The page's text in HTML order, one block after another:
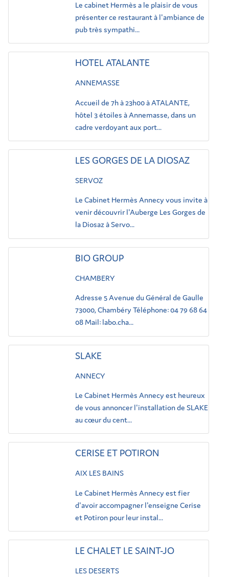
Le cabinet Hermès a le plaisir de vous
présenter ce restaurant à l'ambiance de
pub très sympathi...
HOTEL ATALANTE
ANNEMASSE
Accueil de 7h à 23h00 à ATALANTE,
hôtel 3 étoiles à Annemasse, dans un
cadre verdoyant aux port...
LES GORGES DE LA DIOSAZ
SERVOZ
Le Cabinet Hermès Annecy vous invite à
venir découvrir l'Auberge Les Gorges de
la Diosaz à Servo...
BIO GROUP
CHAMBERY
Adresse 5 Avenue du Général de Gaulle
73000, Chambéry Téléphone: 04 79 68 64
08 Mail: labo.cha...
SLAKE
ANNECY
Le Cabinet Hermès Annecy est heureux
de vous annoncer l'installation de SLAKE
au cœur du cent...
CERISE ET POTIRON
AIX LES BAINS
Le Cabinet Hermès Annecy est fier
d'avoir accompagner l'enseigne Cerise
et Potiron pour leur instal...
LE CHALET LE SAINT-JO
LES DESERTS